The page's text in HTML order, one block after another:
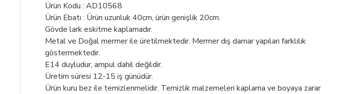
Ürün Kodu : AD10568
Ürün Ebatı : Ürün uzunluk 40cm, ürün genişlik 20cm.
Gövde lark eskitme kaplamadır.
Metal ve Doğal mermer ile üretilmektedir. Mermer dış damar yapıları farklılık
göstermektedir.
E14 duyludur, ampul dahil değildir.
Üretim süresi 12-15 iş günüdür.
Ürün kuru bez ile temizlenmelidir. Temizlik malzemeleri kaplama ve boyaya zarar